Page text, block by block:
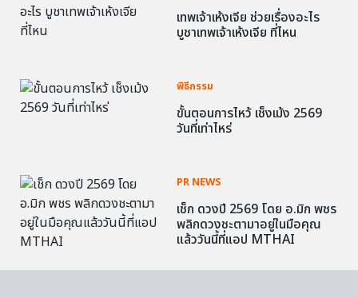
เทพเจ้าเห้งเจีย ช่วยเรื่องอะไร
บูชาเทพเจ้าเห้งเจีย ที่ไหน
พิธีกรรม
ขั้นตอนการไหว้ เช็งเม้ง 2569
วันที่เท่าไหร่
PR NEWS
เช็ก ดวงปี 2569 โดย อ.มิก พชร
พลิกดวงชะตามาอยู่ในมือคุณ
แล้ววันนี้ที่แอป MTHAI